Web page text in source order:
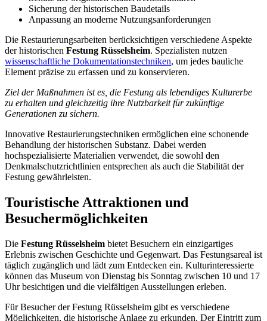
Sicherung der historischen Baudetails
Anpassung an moderne Nutzungsanforderungen
Die Restaurierungsarbeiten berücksichtigen verschiedene Aspekte
der historischen Festung Rüsselsheim. Spezialisten nutzen
wissenschaftliche Dokumentationstechniken, um jedes bauliche
Element präzise zu erfassen und zu konservieren.
Ziel der Maßnahmen ist es, die Festung als lebendiges Kulturerbe
zu erhalten und gleichzeitig ihre Nutzbarkeit für zukünftige
Generationen zu sichern.
Innovative Restaurierungstechniken ermöglichen eine schonende
Behandlung der historischen Substanz. Dabei werden
hochspezialisierte Materialien verwendet, die sowohl den
Denkmalschutzrichtlinien entsprechen als auch die Stabilität der
Festung gewährleisten.
Touristische Attraktionen und
Besuchermöglichkeiten
Die Festung Rüsselsheim bietet Besuchern ein einzigartiges
Erlebnis zwischen Geschichte und Gegenwart. Das Festungsareal ist
täglich zugänglich und lädt zum Entdecken ein. Kulturinteressierte
können das Museum von Dienstag bis Sonntag zwischen 10 und 17
Uhr besichtigen und die vielfältigen Ausstellungen erleben.
Für Besucher der Festung Rüsselsheim gibt es verschiedene
Möglichkeiten, die historische Anlage zu erkunden. Der Eintritt zum